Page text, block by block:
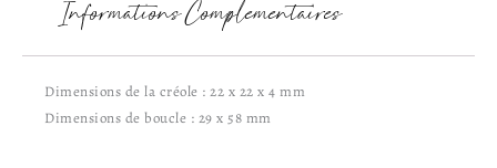
Informations Complémentaires
Dimensions de la créole : 22 x 22 x 4 mm
Dimensions de boucle : 29 x 58 mm